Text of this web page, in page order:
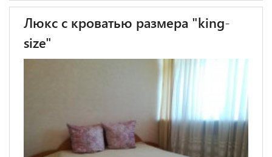
Люкс с кроватью размера "king-
size"